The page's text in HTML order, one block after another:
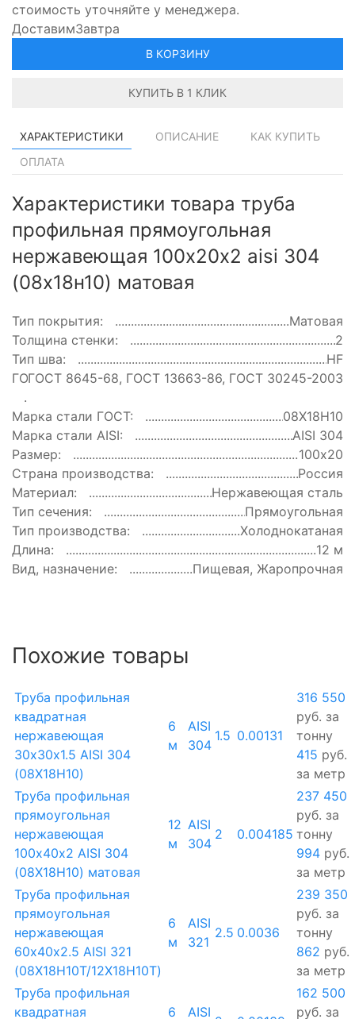
стоимость уточняйте у менеджера.
ДоставимЗавтра
В КОРЗИНУ
КУПИТЬ В 1 КЛИК
ХАРАКТЕРИСТИКИ ОПИСАНИЕ
КАК КУПИТЬ
ОПЛАТА
Характеристики товара труба
профильная прямоугольная
нержавеющая 100х20х2 aisi 304
(08х18н10) матовая
Тип покрытия:
Матовая
Толщина стенки:
2
Тип шва:
HF
ГОСТ:
ГОСТ 8645-68, ГОСТ 13663-86, ГОСТ 30245-2003
Марка стали ГОСТ:
08Х18Н10
Марка стали AISI:
AISI 304
Размер:
100х20
Страна производства:
Россия
Материал:
Нержавеющая сталь
Тип сечения:
Прямоугольная
Тип производства:
Холоднокатаная
Длина:
12 м
Вид, назначение:
Пищевая, Жаропрочная
Похожие товары
Труба профильная
квадратная
нержавеющая
30х30х1.5 AISI 304
(08Х18Н10)
6
м
AISI
304
1.5 0.00131
316 550
руб. за
тонну
415 руб.
за метр
Труба профильная
прямоугольная
нержавеющая
100х40х2 AISI 304
(08Х18Н10) матовая
12
м
AISI
304
2 0.004185
237 450
руб. за
тонну
994 руб.
за метр
Труба профильная
прямоугольная
нержавеющая
60х40х2.5 AISI 321
(08Х18Н10Т/12Х18Н10Т)
6
м
AISI
321
2.5 0.0036
239 350
руб. за
тонну
862 руб.
за метр
Труба профильная
квадратная
6 AISI
162 500
руб. за